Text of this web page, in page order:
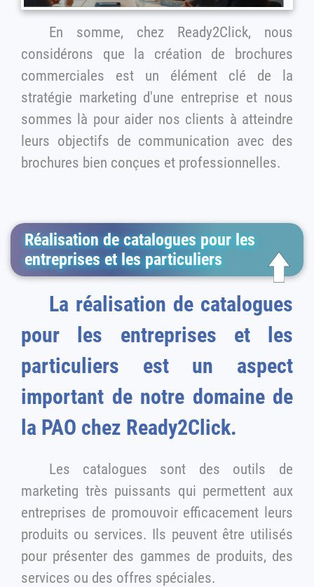
En somme, chez Ready2Click, nous
considérons que la création de brochures
commerciales est un élément clé de la
stratégie marketing d'une entreprise et nous
sommes là pour aider nos clients à atteindre
leurs objectifs de communication avec des
brochures bien conçues et professionnelles.
Réalisation de catalogues pour les
entreprises et les particuliers
La réalisation de catalogues
pour les entreprises et les
particuliers est un aspect
important de notre domaine de
la PAO chez Ready2Click.
Les catalogues sont des outils de
marketing très puissants qui permettent aux
entreprises de promouvoir efficacement leurs
produits ou services. Ils peuvent être utilisés
pour présenter des gammes de produits, des
services ou des offres spéciales.